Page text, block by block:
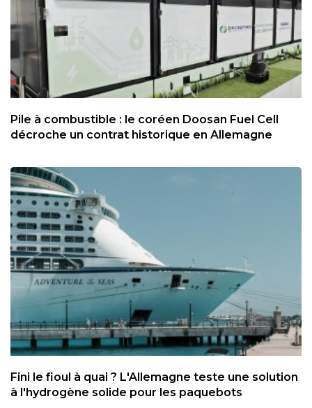
Pile à combustible : le coréen Doosan Fuel Cell
décroche un contrat historique en Allemagne
Fini le fioul à quai ? L'Allemagne teste une solution
à l'hydrogène solide pour les paquebots